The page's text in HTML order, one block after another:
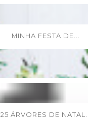
MINHA FESTA DE...
25 ÁRVORES DE NATAL...